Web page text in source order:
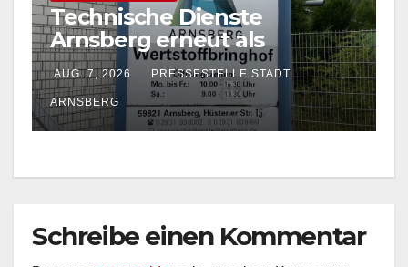
Technische Dienste
Arnsberg erneut als
Entsorgungsfachbetrieb
zertifiziert
AUG. 7, 2026 PRESSESTELLE STADT
ARNSBERG
Schreibe einen Kommentar